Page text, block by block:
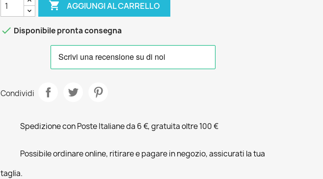
 AGGIUNGI AL CARRELLO
 Disponibile pronta consegna
Condividi
Spedizione con Poste Italiane da 6 €, gratuita oltre 100 €
Possibile ordinare online, ritirare e pagare in negozio, assicurati la tua
taglia.